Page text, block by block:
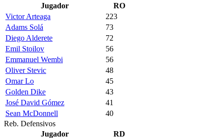
Jugador
RO
Victor Arteaga
223
Adams Solá
73
Diego Alderete
72
Emil Stoilov
56
Emmanuel Wembi
56
Oliver Stevic
48
Omar Lo
45
Golden Dike
43
José David Gómez
41
Sean McDonnell
40
Reb. Defensivos
Jugador
RD